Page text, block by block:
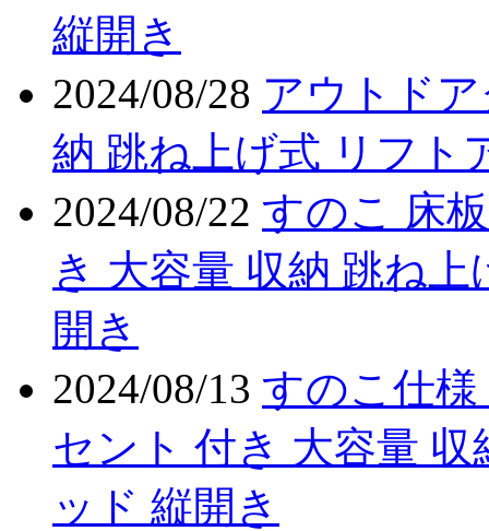
縦開き
2024/08/28 アウトド
納 跳ね上げ式 リフト
2024/08/22 すのこ 床
き 大容量 収納 跳ね
開き
2024/08/13 すのこ仕
セント 付き 大容量
ッド 縦開き